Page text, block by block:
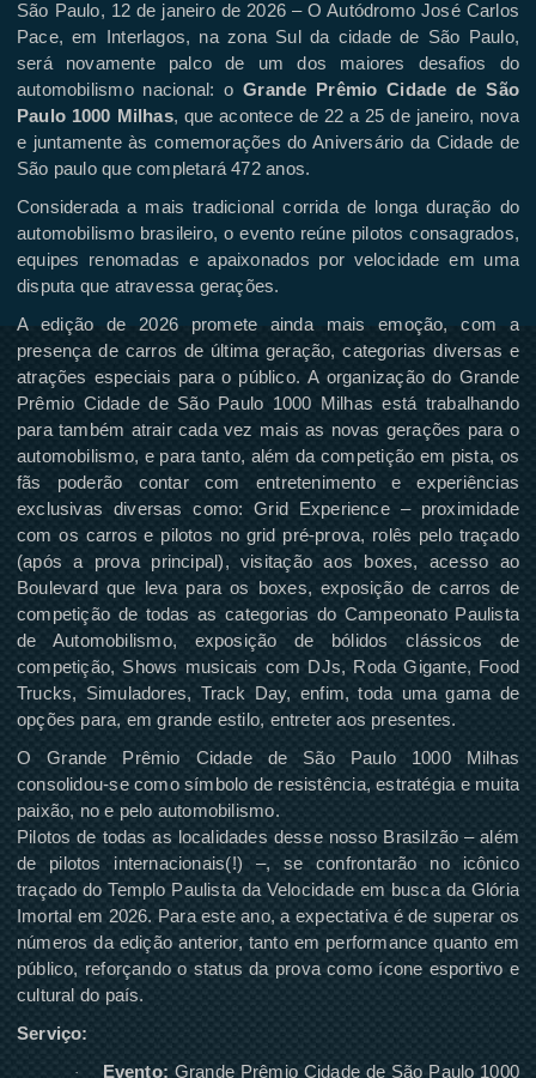
São Paulo, 12 de janeiro de 2026 – O Autódromo José Carlos
Pace, em Interlagos, na zona Sul da cidade de São Paulo,
será novamente palco de um dos maiores desafios do
automobilismo nacional: oGrande Prêmio Cidade de São
Paulo 1000 Milhas, que acontece de 22 a 25 de janeiro, nova
e juntamente às comemorações do Aniversário da Cidade de
São paulo que completará 472 anos.
Considerada a mais tradicional corrida de longa duração do
automobilismo brasileiro, o evento reúne pilotos consagrados,
equipes renomadas e apaixonados por velocidade em uma
disputa que atravessa gerações.
A edição de 2026 promete ainda mais emoção, com a
presença de carros de última geração, categorias diversas e
atrações especiais para o público.A organização do Grande
Prêmio Cidade de São Paulo 1000 Milhas está trabalhando
para também atrair cada vez mais as novas gerações para o
automobilismo, e para tanto, além da competição em pista, os
fãs poderão contar com entretenimento e experiências
exclusivas diversas como: Grid Experience – proximidade
com os carros e pilotos no grid pré-prova, rolês pelo traçado
(após a prova principal), visitação aos boxes, acesso ao
Boulevard que leva para os boxes, exposição de carros de
competição de todas as categorias do Campeonato Paulista
de Automobilismo, exposição de bólidos clássicos de
competição, Shows musicais com DJs, Roda Gigante, Food
Trucks, Simuladores, Track Day, enfim, toda uma gama de
opções para, em grande estilo, entreter aos presentes.
O Grande Prêmio Cidade de São Paulo 1000 Milhas
consolidou-se como símbolo de resistência, estratégia e muita
paixão, no e pelo automobilismo.
Pilotos de todas as localidades desse nosso Brasilzão – além
de pilotos internacionais(!) –, se confrontarão no icônico
traçado do Templo Paulista da Velocidade em busca da Glória
Imortal em 2026. Para este ano, a expectativa é de superar os
números da edição anterior, tanto em performance quanto em
público, reforçando o status da prova como ícone esportivo e
cultural do país.
Serviço:
· Evento: Grande Prêmio Cidade de São Paulo 1000